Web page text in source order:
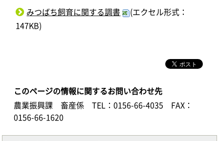
みつばち飼育に関する調書
(エクセル形式：
147KB)
このページの情報に関するお問い合わせ先
農業振興課 畜産係
TEL：0156-66-4035
FAX：
0156-66-1620